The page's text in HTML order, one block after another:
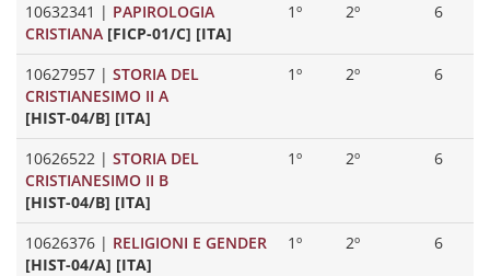
10632341 | PAPIROLOGIA
CRISTIANA [FICP-01/C] [ITA]
1º 2º 6
10627957 | STORIA DEL
CRISTIANESIMO II A
[HIST-04/B] [ITA]
1º 2º 6
10626522 | STORIA DEL
CRISTIANESIMO II B
[HIST-04/B] [ITA]
1º 2º 6
10626376 | RELIGIONI E GENDER
[HIST-04/A] [ITA]
1º 2º 6